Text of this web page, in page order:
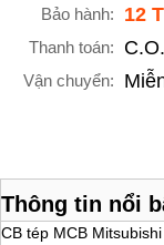
Bảo hành: 12
Thanh toán:
Vận chuyển:
Thông tin nổi
CB tép MCB